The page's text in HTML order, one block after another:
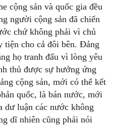
cộng sản và quốc gia đều
người cộng sản đã chiến
chứ không phải vì chủ
tiện cho cả đôi bên. Đảng
họ tranh đấu vì lòng yêu
thủ được sự hưởng ứng
cộng sản, mới có thể kết
quốc, là bán nước, mới
dư luận các nước không
dĩ nhiên cũng phải nói